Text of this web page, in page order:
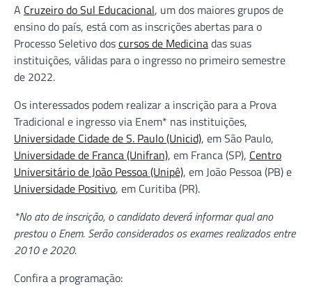
A Cruzeiro do Sul Educacional, um dos maiores grupos de
ensino do país, está com as inscrições abertas para o
Processo Seletivo doscursos de Medicinadas suas
instituições, válidas para o ingresso no primeiro semestre
de 2022.
Os interessados podem realizar a inscrição para a Prova
Tradicional e ingresso via Enem* nas instituições,
Universidade Cidade de S. Paulo (Unicid), em São Paulo,
Universidade de Franca (Unifran), em Franca (SP), Centro
Universitário de João Pessoa (Unipê), em João Pessoa (PB) e
Universidade Positivo, em Curitiba (PR).
*No ato de inscrição, o candidato deverá informar qual ano
prestou o Enem. Serão considerados os exames realizados entre
2010 e 2020.
Confira a programação: